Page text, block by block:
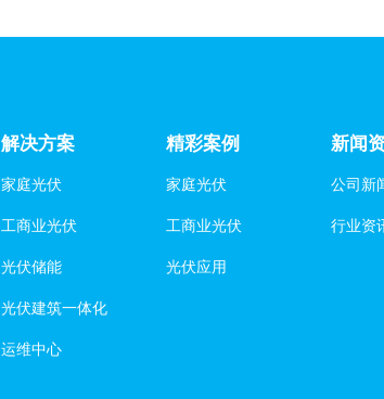
解决方案
家庭光伏
工商业光伏
光伏储能
光伏建筑一体化
运维中心
精彩案例
家庭光伏
工商业光伏
光伏应用
新闻
公司新
行业资